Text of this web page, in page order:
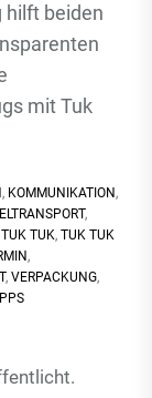
hilft beiden
mit Tuk
, KOMMUNIKATION,
,
TUK, TUK TUK
,
, VERPACKUNG,